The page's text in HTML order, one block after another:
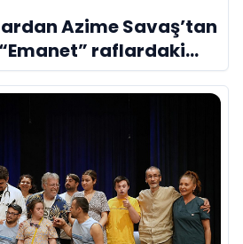
Azime Savaş’tan
raflardaki